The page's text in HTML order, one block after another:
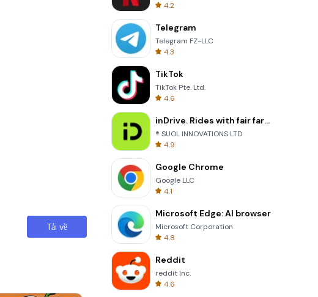
Tải về
4.2
Telegram
Telegram FZ-LLC
4.3
TikTok
TikTok Pte. Ltd.
4.6
inDrive. Rides with fair fares
® SUOL INNOVATIONS LTD
4.9
Google Chrome
Google LLC
4.1
Microsoft Edge: AI browser
Microsoft Corporation
4.8
Reddit
reddit Inc.
4.6